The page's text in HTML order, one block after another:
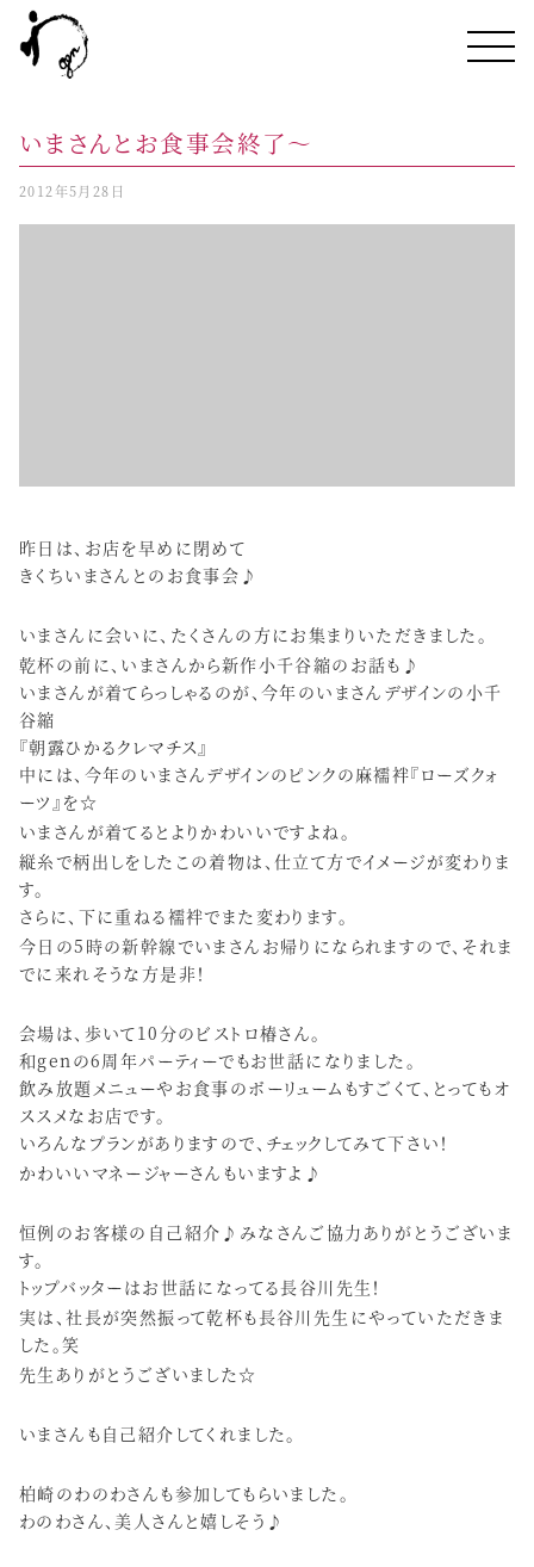
いまさんとお食事会終了〜
2012年5月28日
昨日は、お店を早めに閉めて
きくちいまさんとのお食事会♪
いまさんに会いに、たくさんの方にお集まりいただきました。
乾杯の前に、いまさんから新作小千谷縮のお話も♪
いまさんが着てらっしゃるのが、今年のいまさんデザインの小千
谷縮
『朝露ひかるクレマチス』
中には、今年のいまさんデザインのピンクの麻襦袢『ローズクォ
ーツ』を☆
いまさんが着てるとよりかわいいですよね。
縦糸で柄出しをしたこの着物は、仕立て方でイメージが変わりま
す。
さらに、下に重ねる襦袢でまた変わります。
今日の5時の新幹線でいまさんお帰りになられますので、それま
でに来れそうな方是非！
会場は、歩いて10分のビストロ椿さん。
和genの6周年パーティーでもお世話になりました。
飲み放題メニューやお食事のボーリュームもすごくて、とってもオ
ススメなお店です。
いろんなプランがありますので、チェックしてみて下さい！
かわいいマネージャーさんもいますよ♪
恒例のお客様の自己紹介♪みなさんご協力ありがとうございま
す。
トップバッターはお世話になってる長谷川先生！
実は、社長が突然振って乾杯も長谷川先生にやっていただきま
した。笑
先生ありがとうございました☆
いまさんも自己紹介してくれました。
柏崎のわのわさんも参加してもらいました。
わのわさん、美人さんと嬉しそう♪